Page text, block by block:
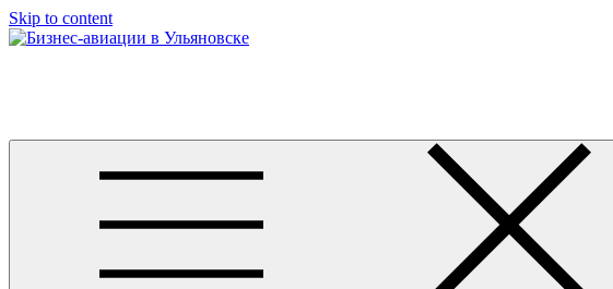
Skip to content